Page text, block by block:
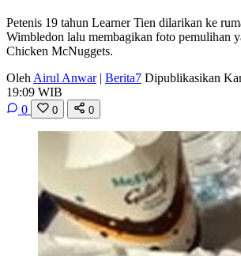
Petenis 19 tahun Learner Tien dilarikan ke
Wimbledon lalu membagikan foto pemulihan
Chicken McNuggets.
Oleh Airul Anwar | Berita7 Dipublikasikan
19:09 WIB
0
0 0